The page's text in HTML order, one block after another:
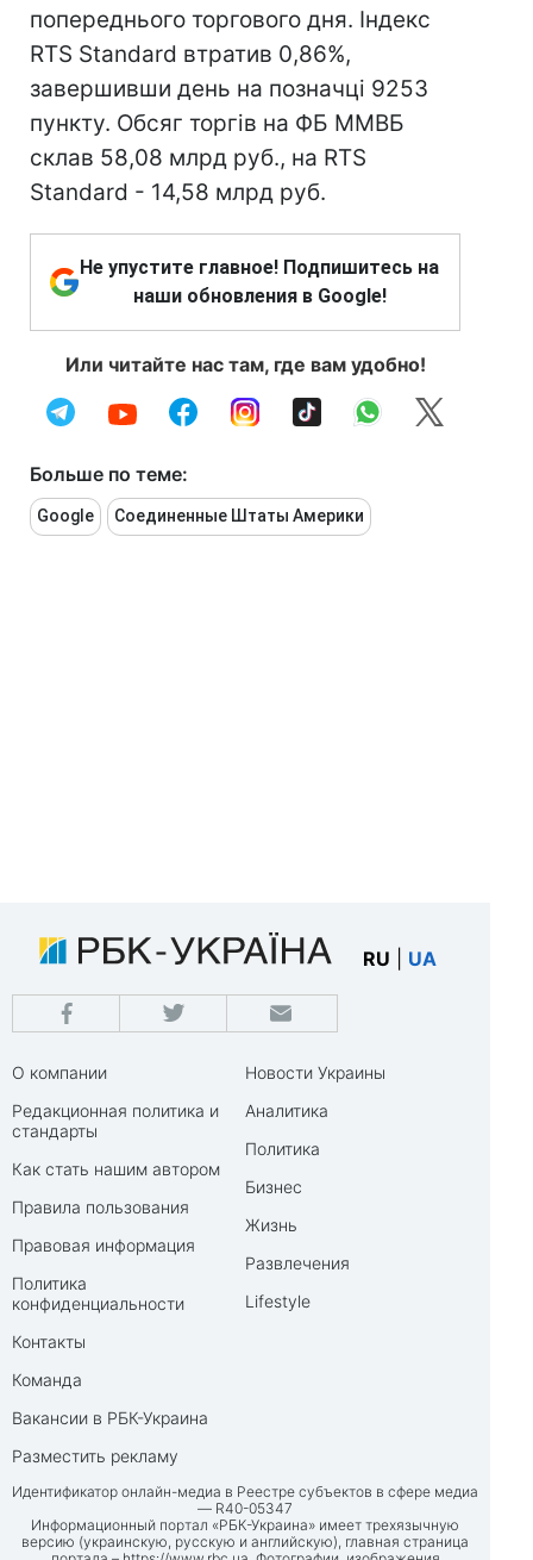
попереднього торгового дня. Індекс
RTS Standard втратив 0,86%,
завершивши день на позначці 9253
пункту. Обсяг торгів на ФБ ММВБ
склав 58,08 млрд руб., на RTS
Standard - 14,58 млрд руб.
Не упустите главное! Подпишитесь на
наши обновления в Google!
Или читайте нас там, где вам удобно!
Больше по теме:
Google Соединенные Штаты Америки
RU UA
О компании
Редакционная политика и
стандарты
Как стать нашим автором
Правила пользования
Правовая информация
Политика
конфиденциальности
Контакты
Команда
Вакансии в РБК-Украина
Разместить рекламу
Новости Украины
Аналитика
Политика
Бизнес
Жизнь
Развлечения
Lifestyle
Идентификатор онлайн-медиа в Реестре субъектов в сфере медиа
— R40-05347
Информационный портал «РБК-Украина» имеет трехязычную
версию (украинскую, русскую и английскую), главная страница